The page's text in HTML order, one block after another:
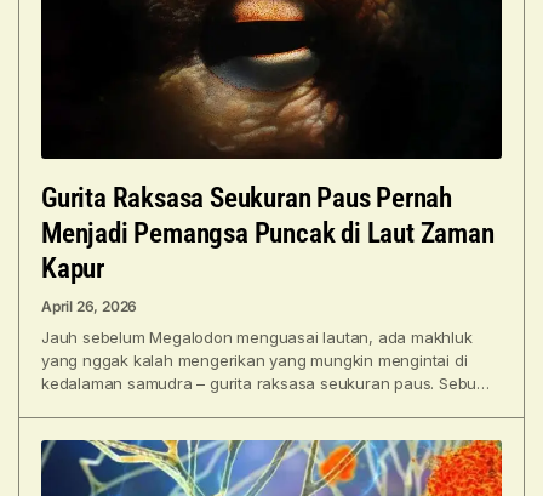
Gurita Raksasa Seukuran Paus Pernah
Menjadi Pemangsa Puncak di Laut Zaman
Kapur
April 26, 2026
Jauh sebelum Megalodon menguasai lautan, ada makhluk
yang nggak kalah mengerikan yang mungkin mengintai di
kedalaman samudra – gurita raksasa seukuran paus. Sebuah